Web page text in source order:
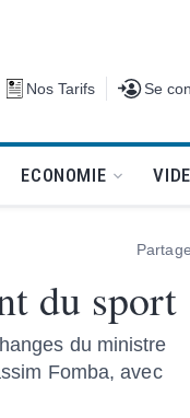
Nos Tarifs Se Se
ECONOMIE
du sport
du ministre
Fomba, avec
Partage